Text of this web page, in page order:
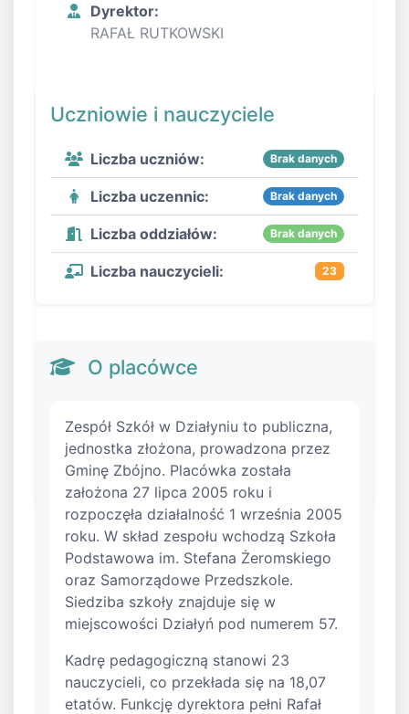
Dyrektor:
RAFAŁ RUTKOWSKI
Uczniowie i nauczyciele
Liczba uczniów: Brak danych
Liczba uczennic: Brak danych
Liczba oddziałów: Brak danych
Liczba nauczycieli: 23
O placówce
Zespół Szkół w Działyniu to publiczna,
jednostka złożona, prowadzona przez
Gminę Zbójno. Placówka została
założona 27 lipca 2005 roku i
rozpoczęła działalność 1 września 2005
roku. W skład zespołu wchodzą Szkoła
Podstawowa im. Stefana Żeromskiego
oraz Samorządowe Przedszkole.
Siedziba szkoły znajduje się w
miejscowości Działyń pod numerem 57.
Kadrę pedagogiczną stanowi 23
nauczycieli, co przekłada się na 18,07
etatów. Funkcję dyrektora pełni Rafał